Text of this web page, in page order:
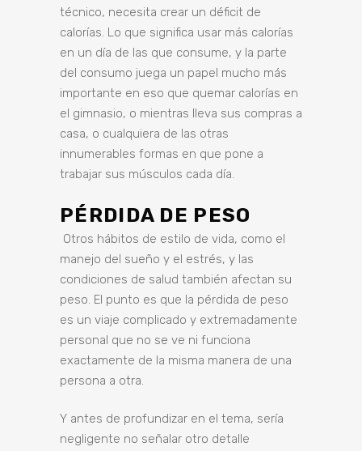
técnico, necesita crear un déficit de
calorías. Lo que significa usar más calorías
en un día de las que consume, y la parte
del consumo juega un papel mucho más
importante en eso que quemar calorías en
el gimnasio, o mientras lleva sus compras a
casa, o cualquiera de las otras
innumerables formas en que pone a
trabajar sus músculos cada día.
PÉRDIDA DE PESO
Otros hábitos de estilo de vida, como el
manejo del sueño y el estrés, y las
condiciones de salud también afectan su
peso. El punto es que la pérdida de peso
es un viaje complicado y extremadamente
personal que no se ve ni funciona
exactamente de la misma manera de una
persona a otra.
Y antes de profundizar en el tema, sería
negligente no señalar otro detalle